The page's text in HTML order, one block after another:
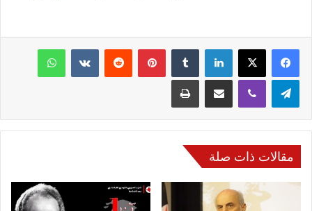
فيسبوك لينكدإن بينتيريست
مقالات ذات صلة